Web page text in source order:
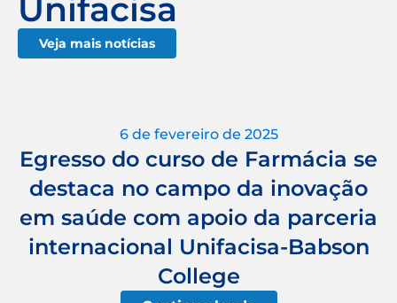
Unifacisa
Veja mais notícias
6 de fevereiro de 2025
Egresso do curso de Farmácia se
destaca no campo da inovação
em saúde com apoio da parceria
internacional Unifacisa-Babson
College